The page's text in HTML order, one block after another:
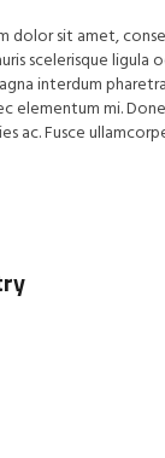
dolor sit amet,
scelerisque ligula
interdum
elementum mi.
ac. Fusce